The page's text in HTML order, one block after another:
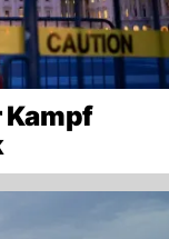
Kampf